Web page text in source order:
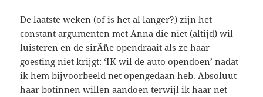
De laatste weken (of is het al langer?) zijn het
constant argumenten met Anna die niet (altijd) wil
luisteren en de sirÃ¨ne opendraait als ze haar
goesting niet krijgt: ‘IK wil de auto opendoen’ nadat
ik hem bijvoorbeeld net opengedaan heb. Absoluut
haar botinnen willen aandoen terwijl ik haar net